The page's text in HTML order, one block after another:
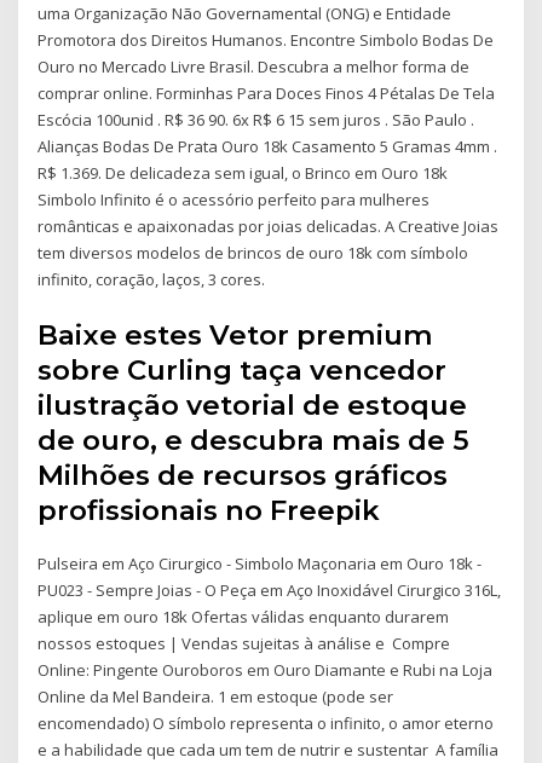
uma Organização Não Governamental (ONG) e Entidade
Promotora dos Direitos Humanos. Encontre Simbolo Bodas De
Ouro no Mercado Livre Brasil. Descubra a melhor forma de
comprar online. Forminhas Para Doces Finos 4 Pétalas De Tela
Escócia 100unid . R$ 36 90. 6x R$ 6 15 sem juros . São Paulo .
Alianças Bodas De Prata Ouro 18k Casamento 5 Gramas 4mm .
R$ 1.369. De delicadeza sem igual, o Brinco em Ouro 18k
Simbolo Infinito é o acessório perfeito para mulheres
românticas e apaixonadas por joias delicadas. A Creative Joias
tem diversos modelos de brincos de ouro 18k com símbolo
infinito, coração, laços, 3 cores.
Baixe estes Vetor premium
sobre Curling taça vencedor
ilustração vetorial de estoque
de ouro, e descubra mais de 5
Milhões de recursos gráficos
profissionais no Freepik
Pulseira em Aço Cirurgico - Simbolo Maçonaria em Ouro 18k -
PU023 - Sempre Joias - O Peça em Aço Inoxidável Cirurgico 316L,
aplique em ouro 18k Ofertas válidas enquanto durarem
nossos estoques | Vendas sujeitas à análise e Compre
Online: Pingente Ouroboros em Ouro Diamante e Rubi na Loja
Online da Mel Bandeira. 1 em estoque (pode ser
encomendado) O símbolo representa o infinito, o amor eterno
e a habilidade que cada um tem de nutrir e sustentar A família